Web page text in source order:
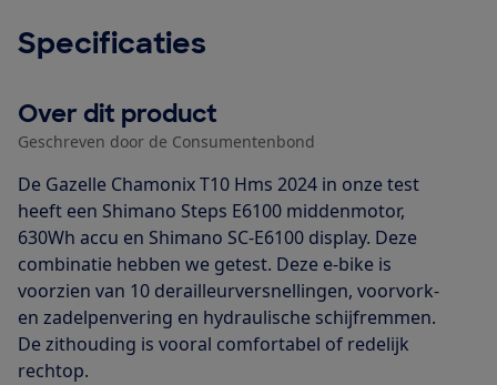
Specificaties
Over dit product
Geschreven door de Consumentenbond
De Gazelle Chamonix T10 Hms 2024 in onze test
heeft een Shimano Steps E6100 middenmotor,
630Wh accu en Shimano SC-E6100 display. Deze
combinatie hebben we getest. Deze e-bike is
voorzien van 10 derailleurversnellingen, voorvork-
en zadelpenvering en hydraulische schijfremmen.
De zithouding is vooral comfortabel of redelijk
rechtop.